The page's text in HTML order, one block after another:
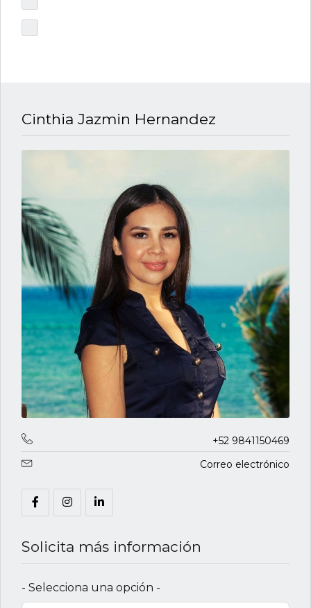
Cinthia Jazmin Hernandez
+52 9841150469
Correo electrónico
Solicita más información
- Selecciona una opción -